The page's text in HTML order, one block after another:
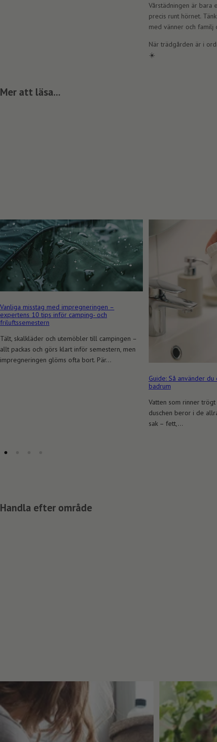
Vårstädningen är bara
precis runt hörnet.
med vänner och familj
När trädgården är i
☀️
Mer att läsa...
Vanliga misstag med impregneringen –
expertens 10 tips inför camping- och
friluftssemestern
Tält, skalkläder och utemöbler till campingen –
allt packas och görs klart inför semestern, men
impregneringen glöms ofta bort. Pär...
Guide: Så använder
badrum
Vatten som rinner
duschen beror i de
sak – fett,...
Handla efter område